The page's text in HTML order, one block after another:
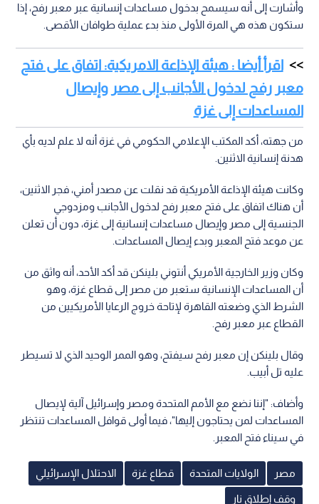
وأشارت إلى أنه سيسمح بدخول مساعدات إنسانية عبر معبر رفح، إذا
ستكون هذه هي المرة الأولى منذ بدء عملية طوافان الأقصى.
اقرأ أيضا : هيئة الإذاعة الامريكية: اتفاق على فتح
معبر رفح لدخول الأجانب إلى مصر وإيصال
المساعدات إلى غزة
من جهته، أكد المكتب الإعلامي الحكومي في غزة أنه لا علم لديه بأي
هدنة إنسانية الاثنين.
وكانت هيئة الإذاعة الأمريكية قد نقلت عن مصدر أمني، فجر الاثنين،
أن هناك اتفاق على فتح معبر رفح لدخول الأجانب ومزدوجي
الجنسية إلى مصر وإيصال مساعدات إنسانية إلى غزة، دون أن تعلن
عن موعد فتح المعبر وبدء إيصال المساعدات.
وكان وزير الخارجية الأمريكي أنتوني بلينكن قد أكد الأحد، أنه واثق من
أن المساعدات الإنسانية ستعبر من مصر إلى قطاع غزة، وهو
الشرط الذي وضعته القاهرة لإتاحة خروج الرعايا الأمريكيين من
القطاع عبر معبر رفح.
وقال بلينكن إن معبر رفح سيفتح، وهو الممر الوحيد الذي لا تسيطر
عليه تل أبيب.
وأضاف: "إننا نضع مع الأمم المتحدة ومصر وإسرائيل آلية لإيصال
المساعدات لمن يحتاجون إليها"، فيما أولى قوافل المساعدات تنتظر
في سيناء فتح المعبر.
مصر الولايات المتحدة قطاع غزة الاحتلال الإسرائيلي
وقف إطلاق نار